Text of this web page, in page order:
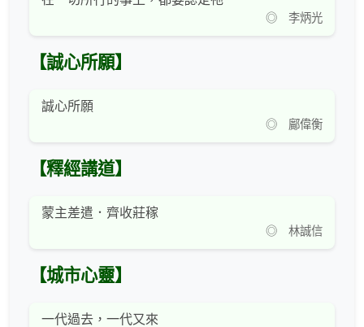
◎ 李炳光
【誠心所願】
誠心所願
◎ 鄺偉衡
【釋經講道】
蒙主差遣．齊收莊稼
◎ 林誠信
【城市心靈】
一代過去，一代又來